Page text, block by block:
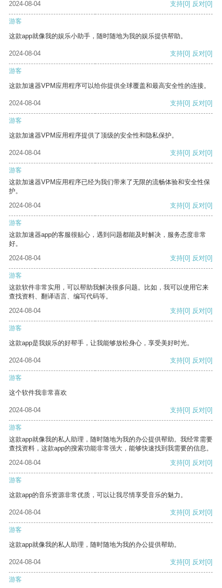
2024-08-04 支持[0] 反对[0]
游客
这款app就像我的娱乐小助手，随时随地为我的娱乐提供帮助。
2024-08-04 支持[0] 反对[0]
游客
这款加速器VPM应用程序可以给你提供全球覆盖和最高安全性的连接。
2024-08-04 支持[0] 反对[0]
游客
这款加速器VPM应用程序提供了顶级的安全性和隐私保护。
2024-08-04 支持[0] 反对[0]
游客
这款加速器VPM应用程序已经为我们带来了无限的流畅体验和安全性保
护。
2024-08-04
支持[0] 反对[0]
游客
这款加速器app的客服很贴心，遇到问题都能及时解决，服务态度非常
好。
2024-08-04
支持[0] 反对[0]
游客
这款软件非常实用，可以帮助我解决很多问题。比如，我可以使用它来
查找资料、翻译语言、编写代码等。
2024-08-04
支持[0] 反对[0]
游客
这款app是我娱乐的好帮手，让我能够放松身心，享受美好时光。
2024-08-04 支持[0] 反对[0]
游客
这个软件我非常喜欢
2024-08-04 支持[0] 反对[0]
游客
这款app就像我的私人助理，随时随地为我的办公提供帮助。我经常需要
查找资料，这款app的搜索功能非常强大，能够快速找到我需要的信息。
2024-08-04
支持[0] 反对[0]
游客
这款app的音乐资源非常优质，可以让我尽情享受音乐的魅力。
2024-08-04 支持[0] 反对[0]
游客
这款app就像我的私人助理，随时随地为我的办公提供帮助。
2024-08-04 支持[0] 反对[0]
游客